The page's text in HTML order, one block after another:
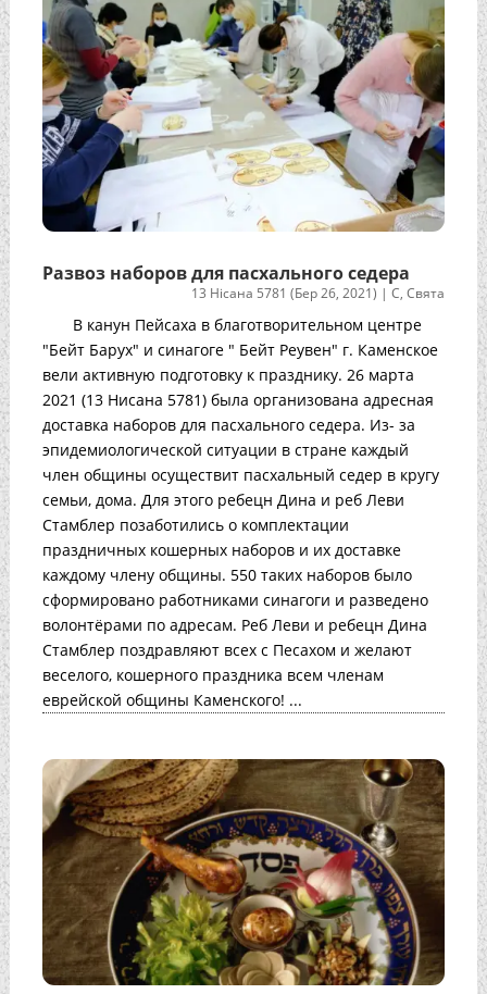
Развоз наборов для пасхального седера
13 Нісана 5781 (Бер 26, 2021) |С,Свята
В канун Пейсаха в благотворительном центре
"Бейт Барух" и синагоге " Бейт Реувен" г. Каменское
вели активную подготовку к празднику. 26 марта
2021 (13 Нисана 5781) была организована адресная
доставка наборов для пасхального седера. Из- за
эпидемиологической ситуации в стране каждый
член общины осуществит пасхальный седер в кругу
семьи, дома. Для этого ребецн Дина и реб Леви
Стамблер позаботились о комплектации
праздничных кошерных наборов и их доставке
каждому члену общины. 550 таких наборов было
сформировано работниками синагоги и разведено
волонтёрами по адресам. Реб Леви и ребецн Дина
Стамблер поздравляют всех с Песахом и желают
веселого, кошерного праздника всем членам
еврейской общины Каменского! ...